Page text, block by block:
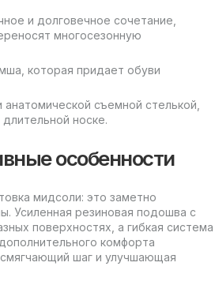
и долговечное сочетание,
многосезонную
которая придает обуви
съемной стелькой,
носке.
особенности
мидсоли: это заметно
Усиленная резиновая подошва с
поверхностях, а гибкая система
комфорта
шаг и улучшающая